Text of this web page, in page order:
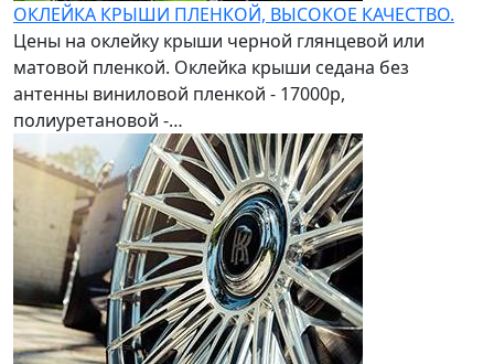
ОКЛЕЙКА КРЫШИ ПЛЕНКОЙ, ВЫСОКОЕ КАЧЕСТВО.
Цены на оклейку крыши черной глянцевой или
матовой пленкой. Оклейка крыши седана без
антенны виниловой пленкой - 17000р,
полиуретановой -…